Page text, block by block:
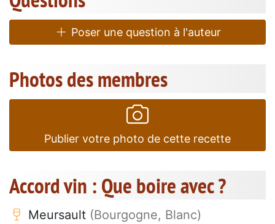
Poser une question à l'auteur
Photos des membres
Publier votre photo de cette recette
Accord vin : Que boire avec ?
Meursault (Bourgogne, Blanc)